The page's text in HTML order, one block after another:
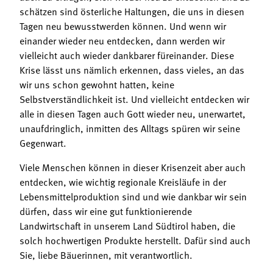
schätzen sind österliche Haltungen, die uns in diesen
Tagen neu bewusstwerden können. Und wenn wir
einander wieder neu entdecken, dann werden wir
vielleicht auch wieder dankbarer füreinander. Diese
Krise lässt uns nämlich erkennen, dass vieles, an das
wir uns schon gewohnt hatten, keine
Selbstverständlichkeit ist. Und vielleicht entdecken wir
alle in diesen Tagen auch Gott wieder neu, unerwartet,
unaufdringlich, inmitten des Alltags spüren wir seine
Gegenwart.
Viele Menschen können in dieser Krisenzeit aber auch
entdecken, wie wichtig regionale Kreisläufe in der
Lebensmittelproduktion sind und wie dankbar wir sein
dürfen, dass wir eine gut funktionierende
Landwirtschaft in unserem Land Südtirol haben, die
solch hochwertigen Produkte herstellt. Dafür sind auch
Sie, liebe Bäuerinnen, mit verantwortlich.